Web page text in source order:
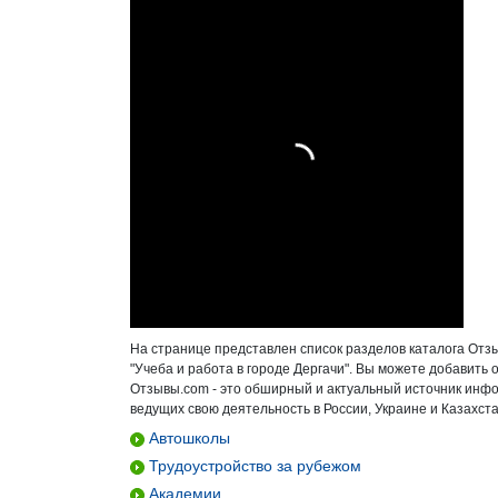
На странице представлен список разделов каталога
"Учеба и работа в городе Дергачи". Вы можете
Отзывы.com - это обширный и актуальный источник
ведущих свою деятельность в России, Украине и
Автошколы
Трудоустройство за рубежом
Академии